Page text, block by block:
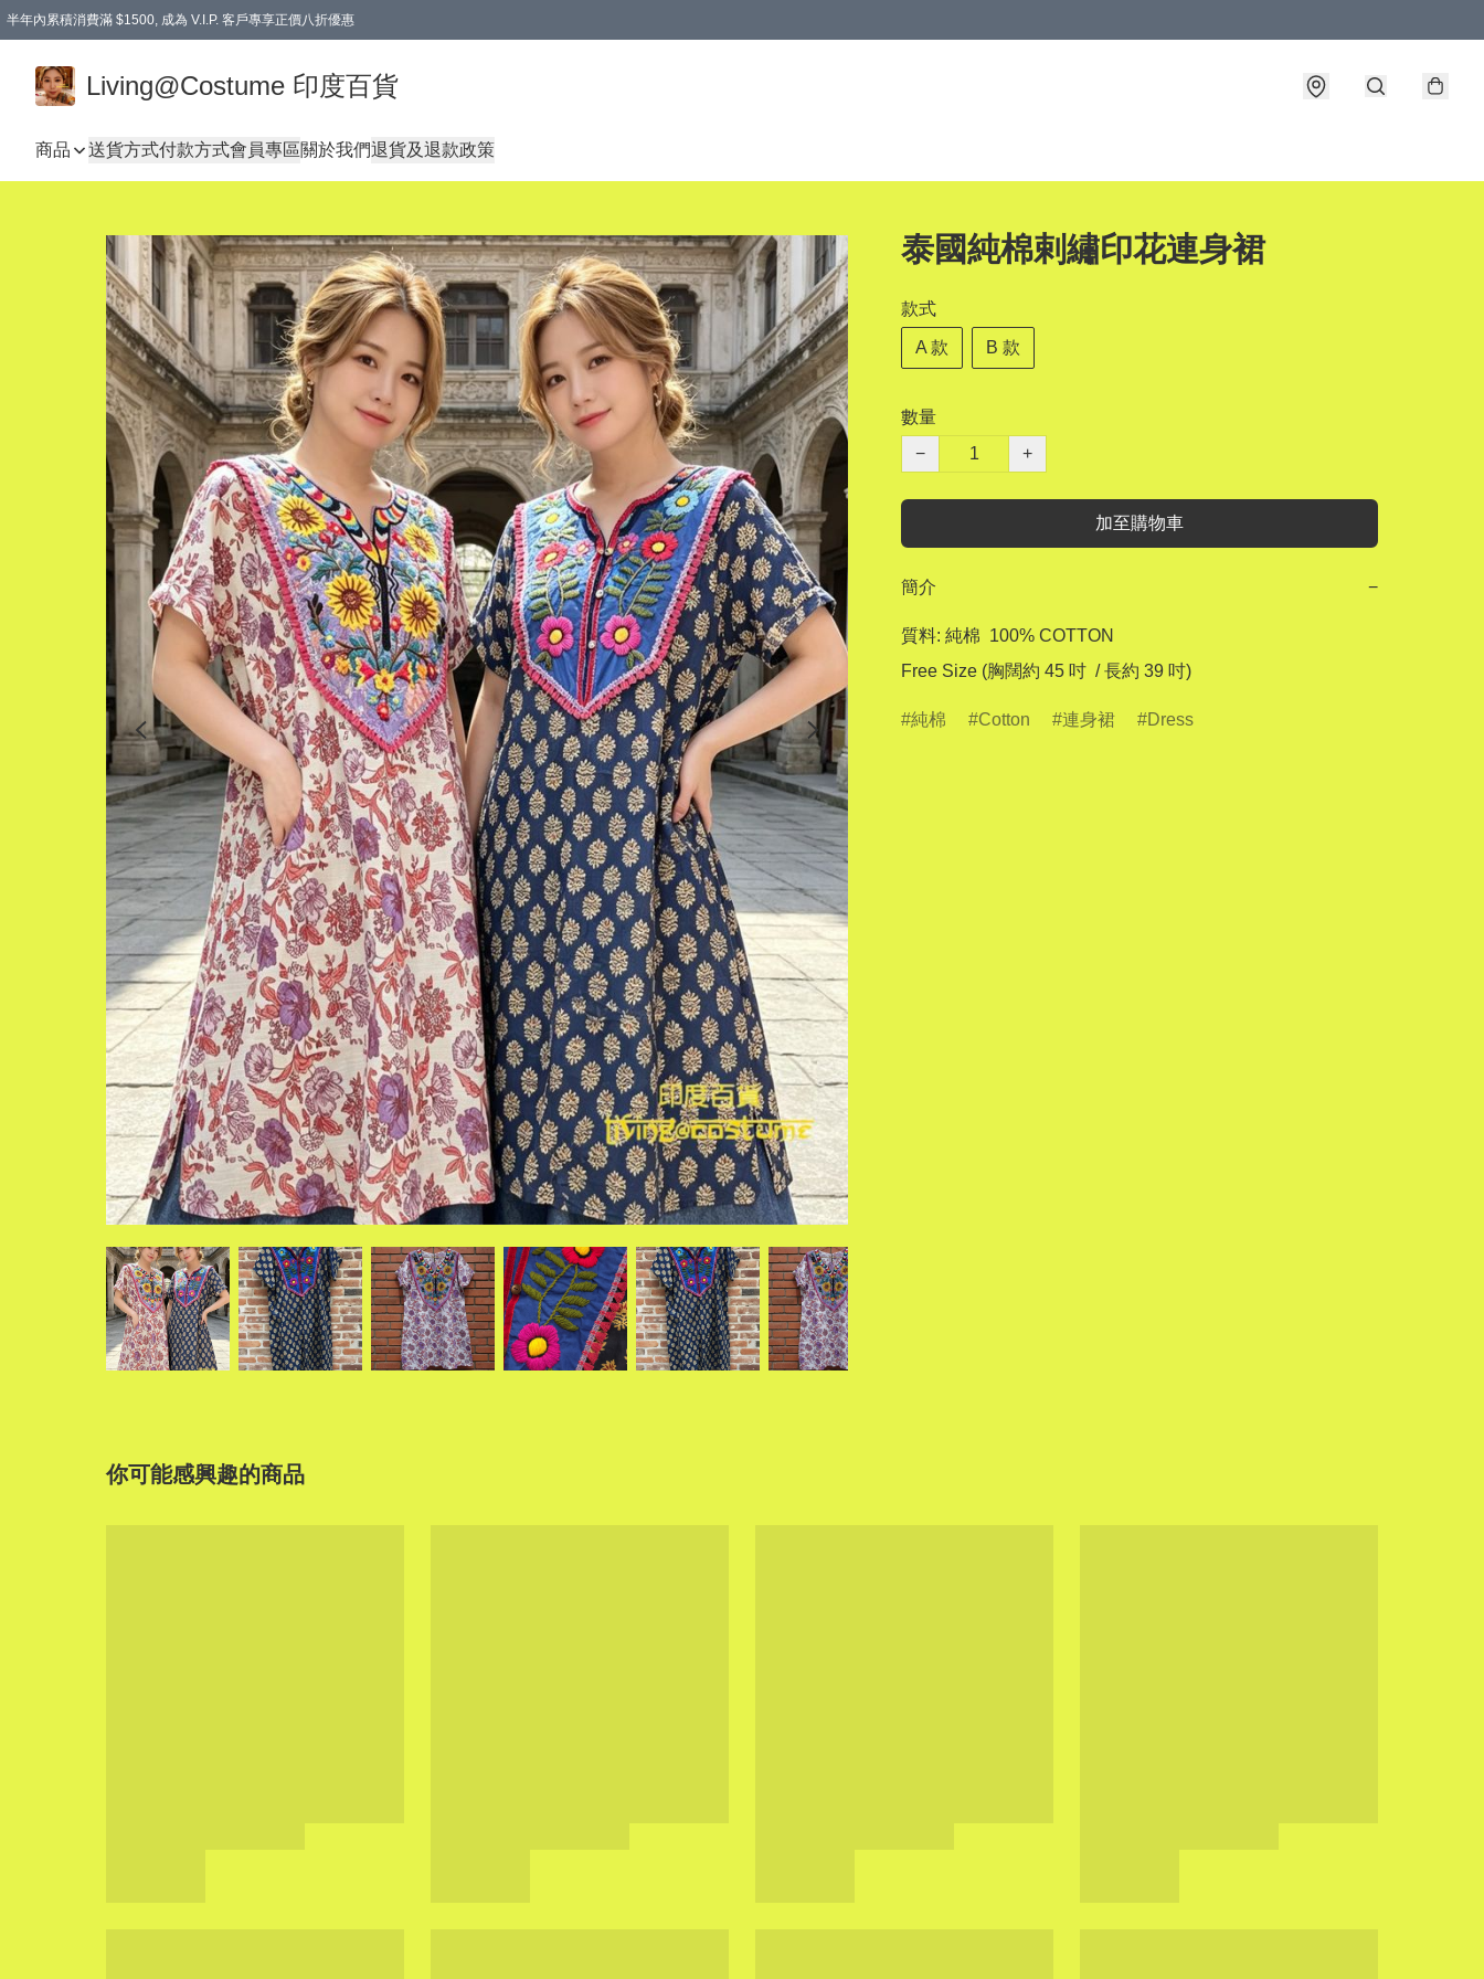
半年內累積消費滿 $1500, 成為 V.I.P. 客戶專享正價八折優惠
Living@Costume 印度百貨
商品 送貨方式付款方式會員專區關於我們退貨及退款政策
泰國純棉剌繡印花連身裙
款式
A 款 B 款
數量
−
+
加至購物車
簡介 −
質料: 純棉  100% COTTON
純棉 Cotton 連身裙 Dress
你可能感興趣的商品